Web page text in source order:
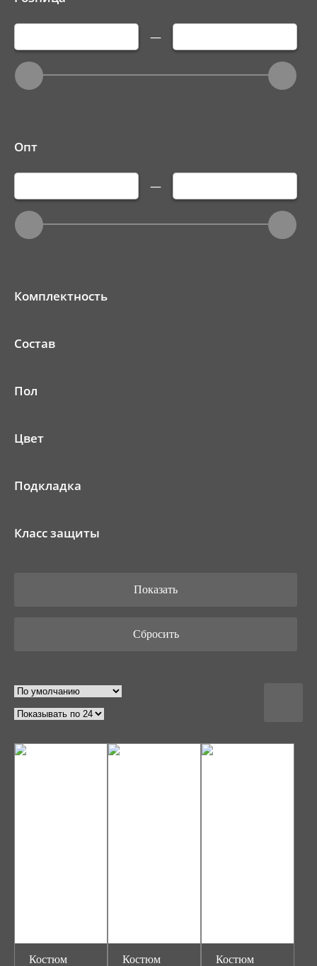
—
Опт
—
Комплектность
Состав
Пол
Цвет
Подкладка
Класс защиты
Костюм
Костюм
Костюм